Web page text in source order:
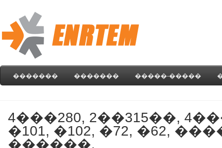
������� ������� �����-�����
4���280, 2��315��,
�101, �102, �72, �62,
������.